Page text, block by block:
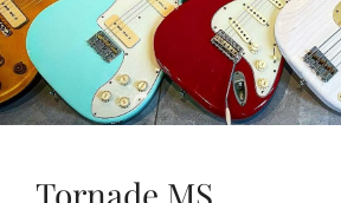
Tornade MS